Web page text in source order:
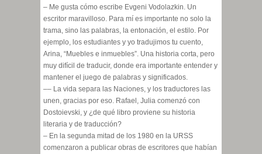
– Me gusta cómo escribe Evgeni Vodolazkin. Un
escritor maravilloso. Para mí es importante no solo la
trama, sino las palabras, la entonación, el estilo. Por
ejemplo, los estudiantes y yo tradujimos tu cuento,
Arina, “Muebles e inmuebles”. Una historia corta, pero
muy difícil de traducir, donde era importante entender y
mantener el juego de palabras y significados.
–– La vida separa las Naciones, y los traductores las
unen, gracias por eso. Rafael, Julia comenzó con
Dostoievski, y ¿de qué libro proviene su historia
literaria y de traducción?
– En la segunda mitad de los 1980 en la URSS
comenzaron a publicar obras de escritores que habían